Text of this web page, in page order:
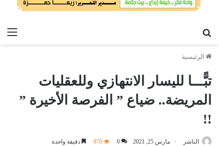
الرئيسية
تبًّـــا لليسار الانتهازي وللعقليات
المريضة.. ضياع ” الفرصة الأخيرة ”
!!
الناشر مارس 25, 2021 0
870 دقيقة واحدة